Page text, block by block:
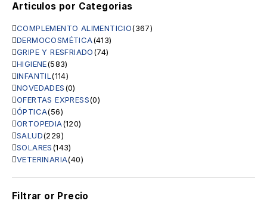
Articulos por Categorias
COMPLEMENTO ALIMENTICIO(367)
DERMOCOSMÉTICA(413)
GRIPE Y RESFRIADO(74)
HIGIENE(583)
INFANTIL (114)
NOVEDADES(0)
OFERTAS EXPRESS(0)
ÓPTICA(56)
ORTOPEDIA(120)
SALUD(229)
SOLARES(143)
VETERINARIA(40)
Filtrar or Precio